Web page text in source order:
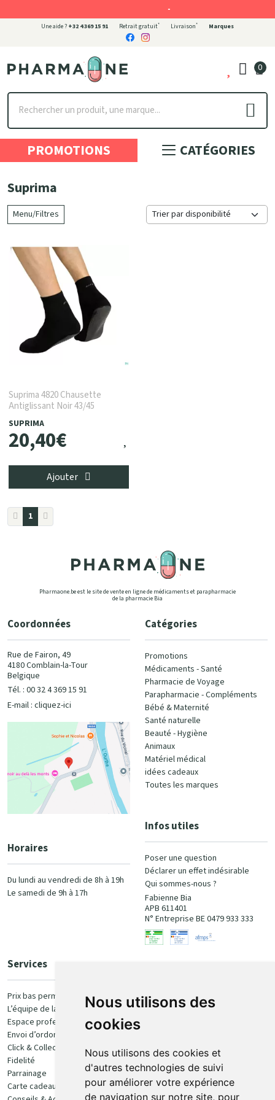
Nous utilisons des
cookies
Nous utilisons des cookies et
d'autres technologies de suivi
pour améliorer votre expérience
de navigation sur notre site, pour
Une aide ? +32 4 369 15 91 Retrait gratuit* Livraison* Marques
Pharmaone Votre pharmacie en ligne à votre service
0
PROMOTIONS
CATÉGORIES
Suprima
Menu/Filtres
Suprima 4820 Chausette
Antiglissant Noir 43/45
SUPRIMA
20,40€
Ajouter
1
Pharmaone.be est le site de vente en ligne de médicaments et parapharmacie
de la pharmacie Bia
Coordonnées
Rue de Fairon, 49
4180 Comblain-la-Tour
Belgique
Tél. : 00 32 4 369 15 91
E-mail : cliquez-ici
Horaires
Du lundi au vendredi de 8h à 19h
Le samedi de 9h à 17h
Catégories
Promotions
Médicaments - Santé
Pharmacie de Voyage
Parapharmacie - Compléments
Bébé & Maternité
Santé naturelle
Beauté - Hygiène
Animaux
Matériel médical
idées cadeaux
Toutes les marques
Infos utiles
Poser une question
Déclarer un effet indésirable
Qui sommes-nous ?
Fabienne Bia
APB 611401
N° Entreprise BE 0479 933 333
Services
Prix bas permanent
L’équipe de la pharmacie
Espace professionnel
Envoi d’ordonnance
Click & Collect
Fidelité
Parrainage
Carte cadeau
100% sécurisé
Retrait et livraison